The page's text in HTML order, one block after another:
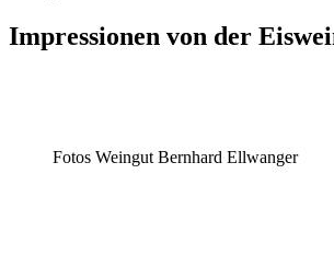
Impressionen von der
Fotos Weingut Bernhard Ellwanger